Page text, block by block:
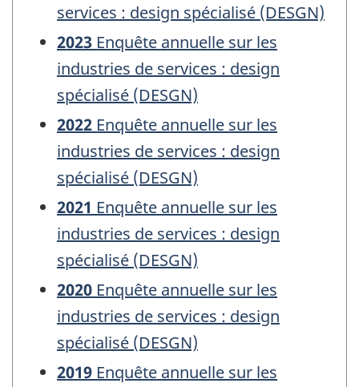
services : design spécialisé (DESGN)
2023 Enquête annuelle sur les
industries de services : design
spécialisé (DESGN)
2022 Enquête annuelle sur les
industries de services : design
spécialisé (DESGN)
2021 Enquête annuelle sur les
industries de services : design
spécialisé (DESGN)
2020 Enquête annuelle sur les
industries de services : design
spécialisé (DESGN)
2019 Enquête annuelle sur les